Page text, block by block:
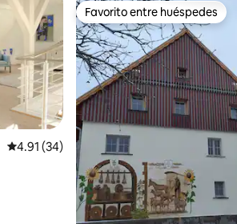
Calificación promedio: 4.91 de 5; 34
4.91 (34)
Favorito entre huéspedes
Favorito entre huéspedes